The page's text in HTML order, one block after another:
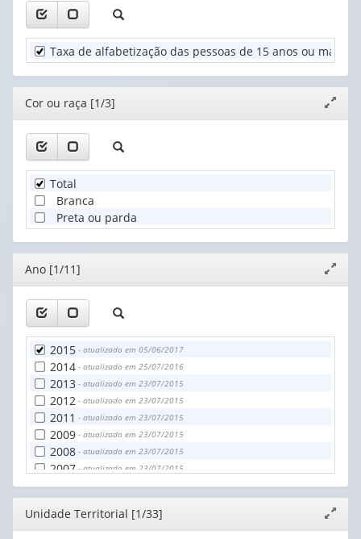
ou
raça
valor):
Unidade
(1)
Taxa de alfabetização das pessoas de 15 anos ou mais
Editor
janela
Cor ou raça [1/3]
Total
Branca
Preta ou parda
Editor
janela
Ano [1/11]
2015 - atualizado em 05/06/2017
2014 - atualizado em 25/07/2016
2013 - atualizado em 23/07/2015
2012 - atualizado em 23/07/2015
2011 - atualizado em 23/07/2015
2009 - atualizado em 23/07/2015
2008 - atualizado em 23/07/2015
2007 - atualizado em 23/07/2015
2006- atualizado em 23/07/2015
2005
2004 - atualizado em 23/07/2015
Editor
janela
Unidade Territorial [1/33]